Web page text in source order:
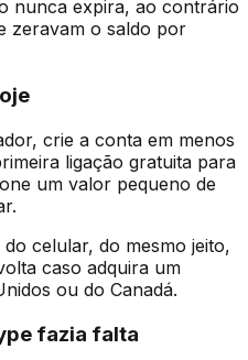
nunca expira, ao contrário
zeravam o saldo por
crie a conta em menos
ligação gratuita para
um valor pequeno de
celular, do mesmo jeito,
caso adquira um
ou do Canadá.
fazia falta